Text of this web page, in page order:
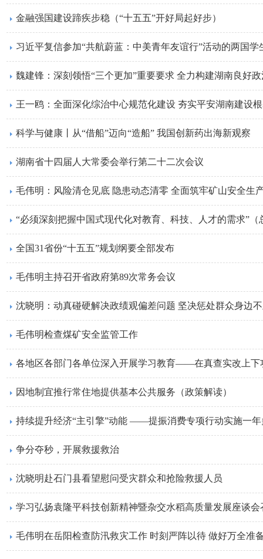
金融强国建设蹄疾步稳（“十五五”开好局起好步）
习近平复信参加“共航蔚蓝：中美青年友谊行”活动的两国学
魏建锋：​深刻领悟“三个更加”重要要求 全力构建湖南良好
王一鸥：全面深化综治中心规范化建设 夯实平安湖南建设
科学与健康丨从“借船”迈向“造船” 我国创新药出海新观察
​湖南省十四届人大常委会举行第二十二次会议
毛伟明：风险清仓见底 隐患动态清零 全面筑牢矿山安全生
“必须深刻把握中国式现代化对教育、科技、人才的需求”（
全国31省份“十五五”规划纲要全部发布
毛伟明主持召开省政府第89次常务会议
沈晓明：动真碰硬解决政绩观偏差问题 坚决惩处群众身边
毛伟明检查煤矿安全监管工作
各地区各部门各单位深入开展学习教育——在真查实改上下
因地制宜推行常住地提供基本公共服务（政策解读）
持续提升经济“主引擎”动能 ——提振消费专项行动实施一年
争分夺秒，开展救援救治
沈晓明赴石门县看望慰问受灾群众和抢险救援人员
学习弘扬袁隆平科技创新精神暨杂交水稻高质量发展座谈
毛伟明在岳阳检查防汛救灾工作 时刻严阵以待 做好万全准